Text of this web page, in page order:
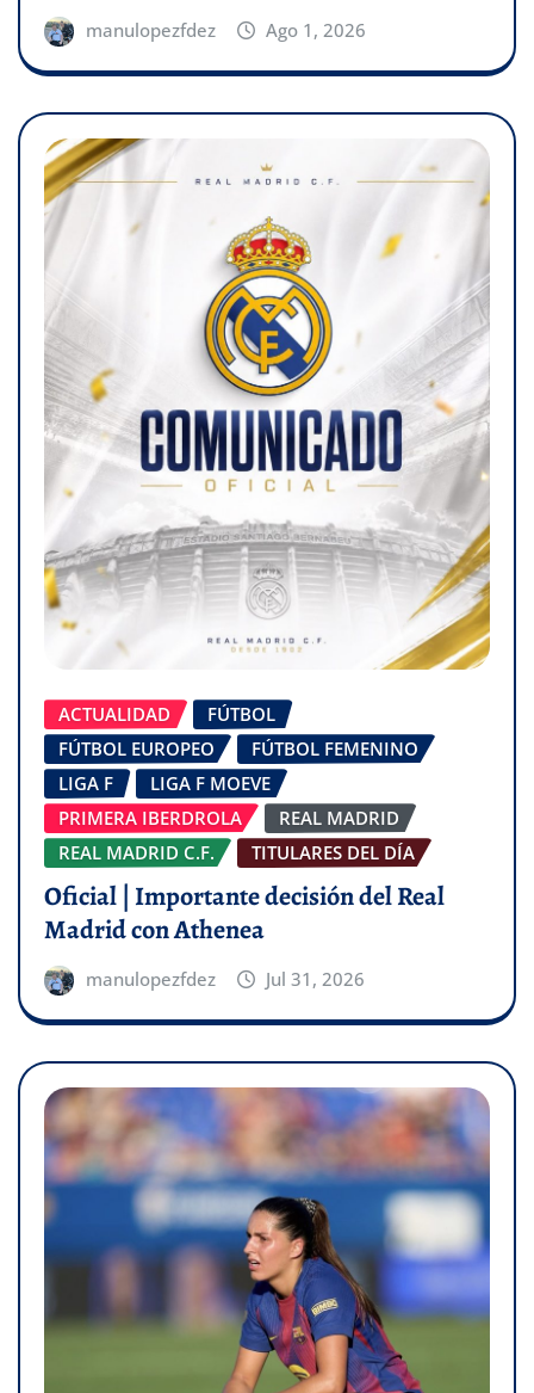
manulopezfdez Ago 1, 2026
ACTUALIDAD
FÚTBOL
FÚTBOL EUROPEO
FÚTBOL FEMENINO
LIGA F
LIGA F MOEVE
PRIMERA IBERDROLA
REAL MADRID
REAL MADRID C.F.
TITULARES DEL DÍA
Oficial | Importante decisión del Real
Madrid con Athenea
manulopezfdez Jul 31, 2026